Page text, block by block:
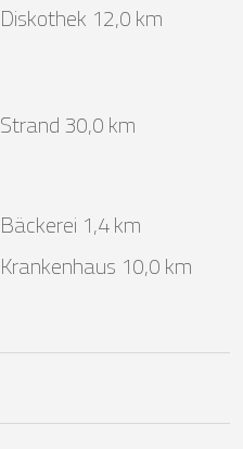
Diskothek 12,0 km
Strand 30,0 km
Bäckerei 1,4 km
Krankenhaus 10,0 km